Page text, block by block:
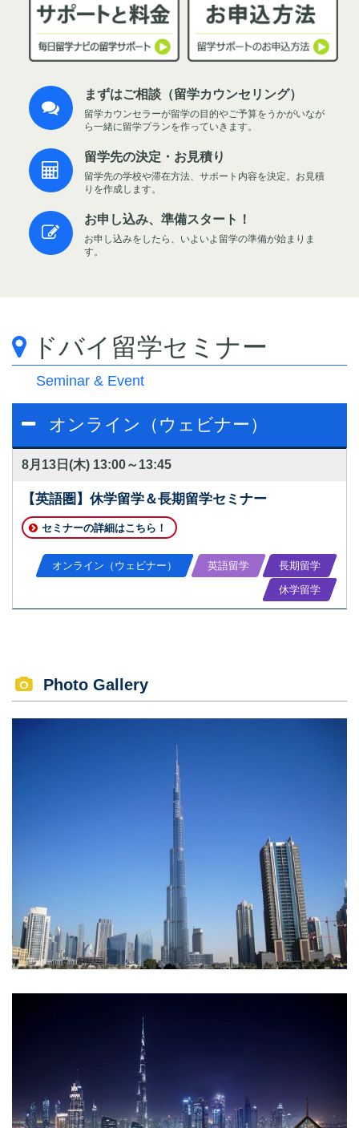
まずはご相談（留学カウンセリング）
留学カウンセラーが留学の目的やご予算をうかがいなが
ら一緒に留学プランを作っていきます。
留学先の決定・お見積り
留学先の学校や滞在方法、サポート内容を決定。お見積
りを作成します。
お申し込み、準備スタート！
お申し込みをしたら、いよいよ留学の準備が始まりま
す。
ドバイ留学セミナー
Seminar & Event
オンライン（ウェビナー）
8月13日(木) 13:00～13:45
【英語圏】休学留学＆長期留学セミナー
セミナーの詳細はこちら！
オンライン（ウェビナー） 英語留学 長期留学
休学留学
Photo Gallery